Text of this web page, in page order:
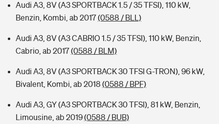
Audi A3, 8V (A3 SPORTBACK 1.5 / 35 TFSI), 110 kW,
Benzin, Kombi, ab 2017(0588 / BLL)
Audi A3, 8V (A3 CABRIO 1.5 / 35 TFSI), 110 kW, Benzin,
Cabrio, ab 2017(0588 / BLM)
Audi A3, 8V (A3 SPORTBACK 30 TFSI G-TRON), 96 kW,
Bivalent, Kombi, ab 2018 (0588 / BPF)
Audi A3, GY (A3 SPORTBACK 30 TFSI), 81 kW, Benzin,
Limousine, ab 2019(0588 / BUB)